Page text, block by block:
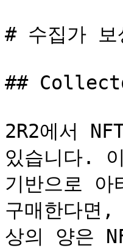
# 수집가
##
2R2에서
있습니다.
기반으로 아
구매한다면
상의 양은